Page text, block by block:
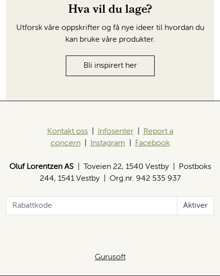
Hva vil du lage?
Utforsk våre oppskrifter og få nye ideer til hvordan du
kan bruke våre produkter.
Bli inspirert her
Kontakt oss| Infosenter| Report a
concern| Instagram Facebook
Oluf Lorentzen AS| Toveien 22, 1540 Vestby | Postboks
244, 1541 Vestby | Org.nr. 942 535 937
Aktiver
Gurusoft